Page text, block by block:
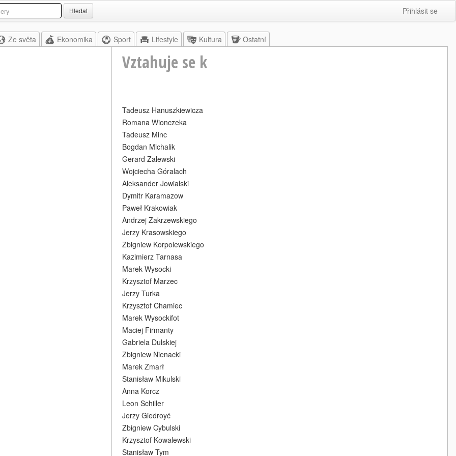
Hledat Přihlásit se
Ze světa Ekonomika Sport Lifestyle Kultura Ostatní
Vztahuje se k
Tadeusz Hanuszkiewicza
Romana Wionczeka
Tadeusz Minc
Bogdan Michalik
Gerard Zalewski
Wojciecha Góralach
Aleksander Jowialski
Dymitr Karamazow
Paweł Krakowiak
Andrzej Zakrzewskiego
Jerzy Krasowskiego
Zbigniew Korpolewskiego
Kazimierz Tarnasa
Marek Wysocki
Krzysztof Marzec
Jerzy Turka
Krzysztof Chamiec
Marek Wysockifot
Maciej Firmanty
Gabriela Dulskiej
Zbigniew Nienacki
Marek Zmarł
Stanisław Mikulski
Anna Korcz
Leon Schiller
Jerzy Giedroyć
Zbigniew Cybulski
Krzysztof Kowalewski
Stanisław Tym